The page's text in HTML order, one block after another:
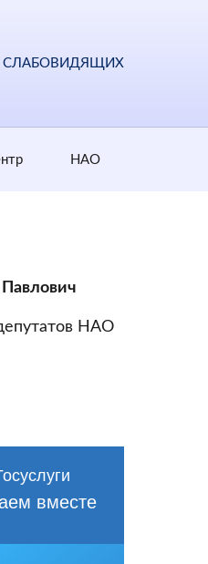
СЛАБОВИДЯЩИХ
НАО
НАО
вместе